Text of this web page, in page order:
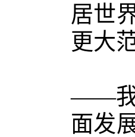
居世
更大
——我
面发